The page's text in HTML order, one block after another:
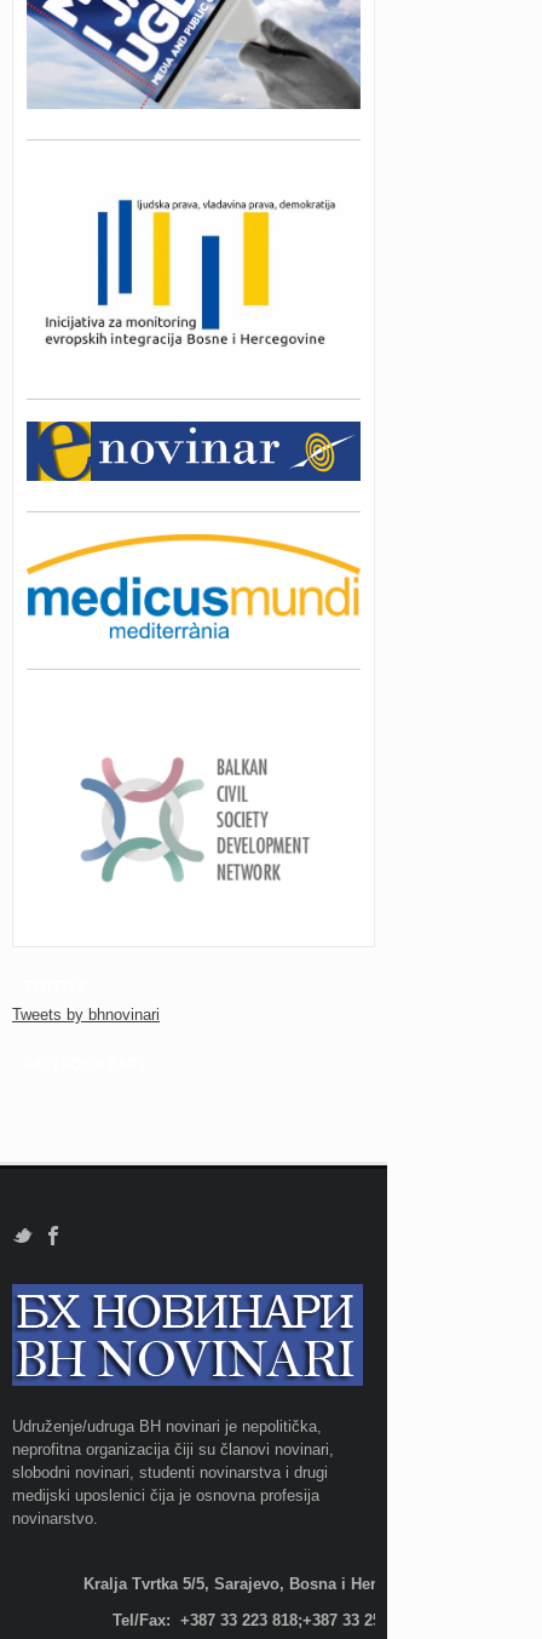
Tweets by bhnovinari
Udruženje/udruga BH novinari je nepolitička,
neprofitna organizacija čiji su članovi novinari,
slobodni novinari, studenti novinarstva i drugi
medijski uposlenici čija je osnovna profesija
novinarstvo.
Kralja Tvrtka 5/5, Sarajevo, Bosna i Hercegovina;
Tel/Fax: +387 33 223 818;+387 33 255 600